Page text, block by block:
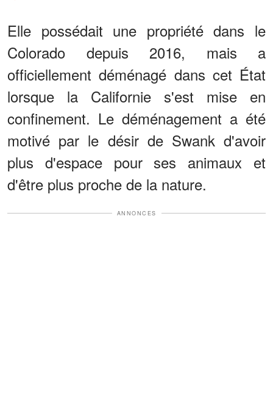
Elle possédait une propriété dans le
Colorado depuis 2016, mais a
officiellement déménagé dans cet État
lorsque la Californie s'est mise en
confinement. Le déménagement a été
motivé par le désir de Swank d'avoir
plus d'espace pour ses animaux et
d'être plus proche de la nature.
ANNONCES